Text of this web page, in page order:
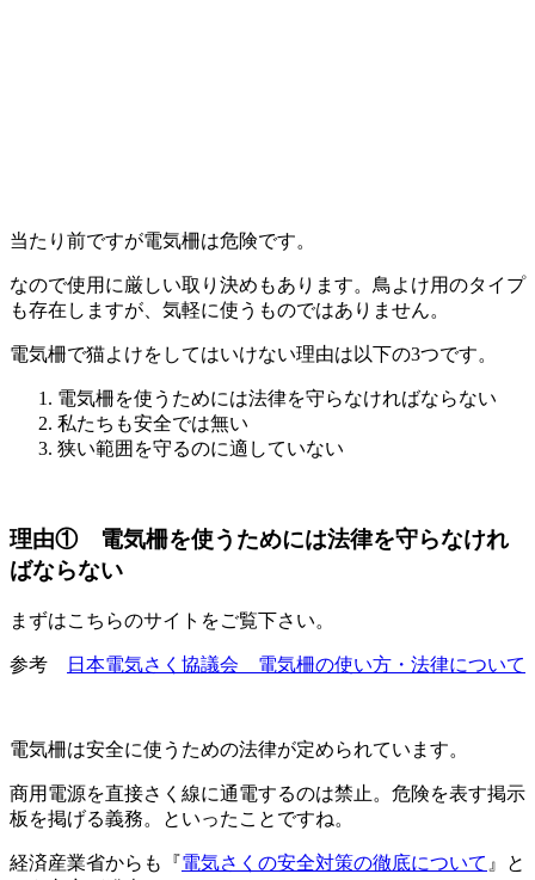
当たり前ですが電気柵は危険です。
なので使用に厳しい取り決めもあります。鳥よけ用のタイプ
も存在しますが、気軽に使うものではありません。
電気柵で猫よけをしてはいけない理由は以下の3つです。
電気柵を使うためには法律を守らなければならない
私たちも安全では無い
狭い範囲を守るのに適していない
理由① 電気柵を使うためには法律を守らなけれ
ばならない
まずはこちらのサイトをご覧下さい。
参考 日本電気さく協議会 電気柵の使い方・法律について
電気柵は安全に使うための法律が定められています。
商用電源を直接さく線に通電するのは禁止。危険を表す掲示
板を掲げる義務。といったことですね。
経済産業省からも 『電気さくの安全対策の徹底について 』
と